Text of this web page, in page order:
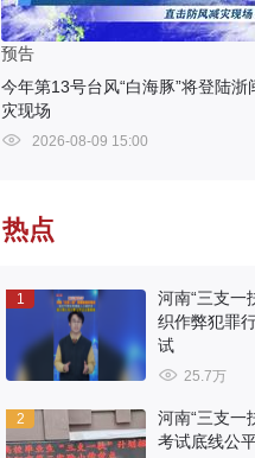
预告
今年第13号台风“白海豚”将登陆
灾现场
2026-08-09 15:00
热点
1
河南“三支一
织作弊犯罪
试
25.7万
2
河南“三支一
考试底线公